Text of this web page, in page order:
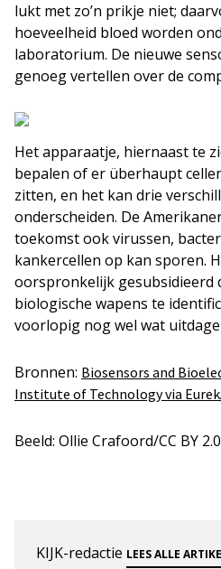
lukt met zo’n prikje niet;
hoeveelheid bloed worden
laboratorium. De nieuwe
genoeg vertellen over de
Het apparaatje, hiernaast te
bepalen of er überhaupt
zitten, en het kan drie
onderscheiden. De
toekomst ook virussen,
kankercellen op kan sporen.
oorspronkelijk gesubsidieerd
biologische wapens te
voorlopig nog wel wat
Bronnen: Biosensors and
Institute of Technology via
Beeld: Ollie Crafoord/CC BY
KIJK-redactie LEES ALLE